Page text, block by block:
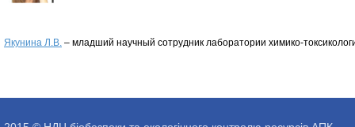
Якунина Л.В. – младший научный сотрудник лаборатории химико-